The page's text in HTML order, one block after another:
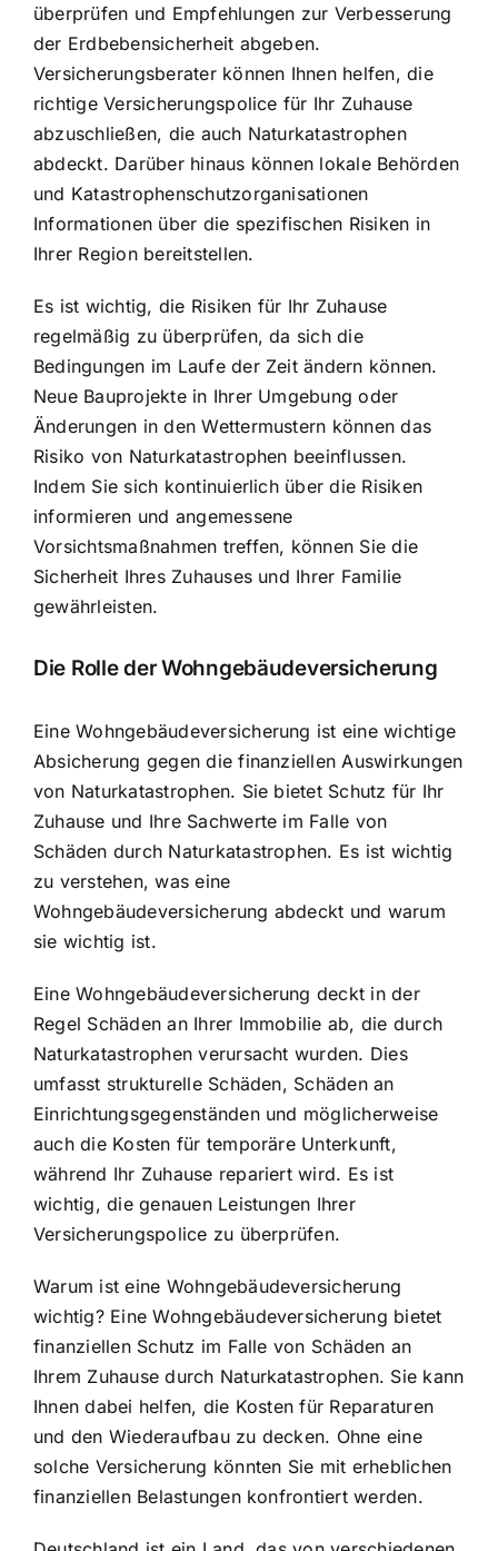
überprüfen und Empfehlungen zur Verbesserung
der Erdbebensicherheit abgeben.
Versicherungsberater können Ihnen helfen, die
richtige Versicherungspolice für Ihr Zuhause
abzuschließen, die auch Naturkatastrophen
abdeckt. Darüber hinaus können lokale Behörden
und Katastrophenschutzorganisationen
Informationen über die spezifischen Risiken in
Ihrer Region bereitstellen.
Es ist wichtig, die Risiken für Ihr Zuhause
regelmäßig zu überprüfen, da sich die
Bedingungen im Laufe der Zeit ändern können.
Neue Bauprojekte in Ihrer Umgebung oder
Änderungen in den Wettermustern können das
Risiko von Naturkatastrophen beeinflussen.
Indem Sie sich kontinuierlich über die Risiken
informieren und angemessene
Vorsichtsmaßnahmen treffen, können Sie die
Sicherheit Ihres Zuhauses und Ihrer Familie
gewährleisten.
Die Rolle der Wohngebäudeversicherung
Eine Wohngebäudeversicherung ist eine wichtige
Absicherung gegen die finanziellen Auswirkungen
von Naturkatastrophen. Sie bietet Schutz für Ihr
Zuhause und Ihre Sachwerte im Falle von
Schäden durch Naturkatastrophen. Es ist wichtig
zu verstehen, was eine
Wohngebäudeversicherung abdeckt und warum
sie wichtig ist.
Eine Wohngebäudeversicherung deckt in der
Regel Schäden an Ihrer Immobilie ab, die durch
Naturkatastrophen verursacht wurden. Dies
umfasst strukturelle Schäden, Schäden an
Einrichtungsgegenständen und möglicherweise
auch die Kosten für temporäre Unterkunft,
während Ihr Zuhause repariert wird. Es ist
wichtig, die genauen Leistungen Ihrer
Versicherungspolice zu überprüfen.
Warum ist eine Wohngebäudeversicherung
wichtig? Eine Wohngebäudeversicherung bietet
finanziellen Schutz im Falle von Schäden an
Ihrem Zuhause durch Naturkatastrophen. Sie kann
Ihnen dabei helfen, die Kosten für Reparaturen
und den Wiederaufbau zu decken. Ohne eine
solche Versicherung könnten Sie mit erheblichen
finanziellen Belastungen konfrontiert werden.